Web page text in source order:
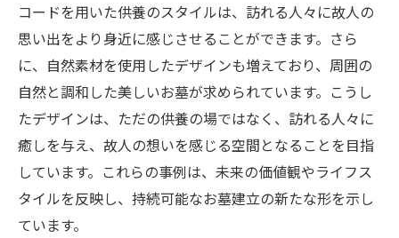
コードを用いた供養のスタイルは、訪れる人々に故人の
思い出をより身近に感じさせることができます。さら
に、自然素材を使用したデザインも増えており、周囲の
自然と調和した美しいお墓が求められています。こうし
たデザインは、ただの供養の場ではなく、訪れる人々に
癒しを与え、故人の想いを感じる空間となることを目指
しています。これらの事例は、未来の価値観やライフス
タイルを反映し、持続可能なお墓建立の新たな形を示し
ています。